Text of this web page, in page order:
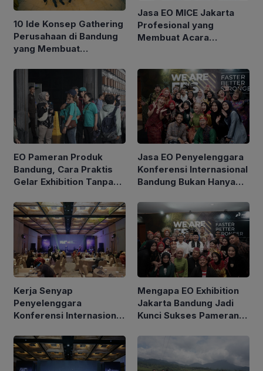
10 Ide Konsep Gathering
Perusahaan di Bandung
yang Membuat
Jasa EO MICE Jakarta
Profesional yang
Membuat Acara
EO Pameran Produk
Bandung, Cara Praktis
Gelar Exhibition Tanpa
Teknis
Jasa EO Penyelenggara
Konferensi Internasional
Bandung Bukan Hanya
Semua yang Harus
Diketahui
Kerja Senyap
Penyelenggara
Konferensi Internasional
Lampu Panggung
Menyala
Mengapa EO Exhibition
Jakarta Bandung Jadi
Kunci Sukses Pameran